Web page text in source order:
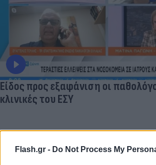
Flash.gr - Do Not Process My
Είδος προς εξαφάνιση οι
κλινικές του ΕΣΥ